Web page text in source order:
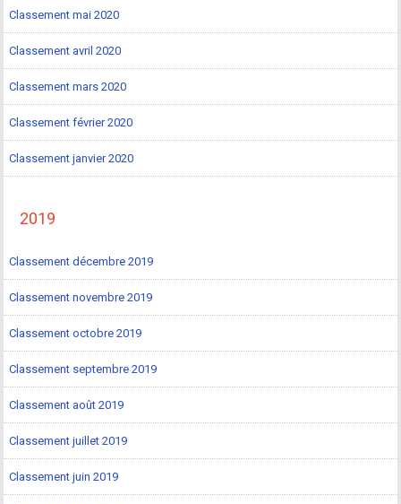
Classement mai 2020
Classement avril 2020
Classement mars 2020
Classement février 2020
Classement janvier 2020
2019
Classement décembre 2019
Classement novembre 2019
Classement octobre 2019
Classement septembre 2019
Classement août 2019
Classement juillet 2019
Classement juin 2019